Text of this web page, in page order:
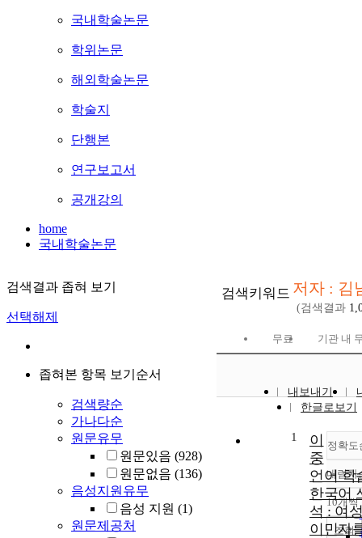
국내학술논문
학위논문
해외학술논문
학술지
단행본
연구보고서
공개강의
home
국내학술논문
검색결과 좁혀 보기
선택해제
좁혀본 항목 보기순서
검색량순
가나다순
원문유무
원문있음 (928)
원문없음 (136)
음성지원유무
음성 지원 (1)
원문제공처
검색키워드 저자 : 김
(검색결과
무료 기관 내
내보내기
한글로보기
정확도
내림차
10개씩
조회
1
이
중
언어 학
한국어
석 : 여
이민자